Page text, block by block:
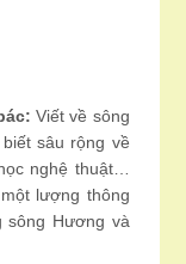
Viết về sông
sâu rộng về
nghệ thuật…
lượng thông
sông Hương và